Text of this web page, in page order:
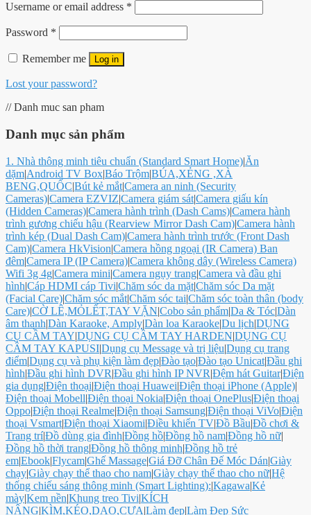
Username or email address *
Password *
Remember me Log in
Lost your password?
// Danh muc san pham
Danh mục sản phẩm
1. Nhà thông minh tiêu chuẩn (Standard Smart Home)|Ăn
dặm|Android TV Box|Báo Trộm|BÚA,XẺNG ,XÀ
BENG,QUỐC|Bút kẻ mắt|Camera an ninh (Security
Cameras)|Camera EZVIZ|Camera giám sát|Camera giấu kín
(Hidden Cameras)|Camera hành trình (Dash Cams)|Camera hành
trình gương chiếu hậu (Rearview Mirror Dash Cam)|Camera hành
trình kép (Dual Dash Cam)|Camera hành trình trước (Front Dash
Cam)|Camera HkVision|Camera hồng ngoại (IR Camera) Ban
đêm|Camera IP (IP Camera)|Camera không dây (Wireless Camera)
Wifi 3g 4g|Camera mini|Camera ngụy trang|Camera và đầu ghi
hình|Cáp HDMI cáp Tivi|Chăm sóc da mặt|Chăm sóc Da mặt
(Facial Care)|Chăm sóc mắt|Chăm sóc tai|Chăm sóc toàn thân (body
Care)|CỜ LÊ,MỎLẾT,TAY VẶN|Cobo sản phẩm|Da & Tóc|Dàn
âm thanh|Dàn Karaoke, Amply|Dàn loa Karaoke|Du lịch|DỤNG
CỤ CẦM TAY|DỤNG CỤ CẦM TAY HARDEN|DỤNG CỤ
CẦM TAY KAPUSI|Dụng cụ Message và trị liệu|Dụng cụ trang
điểm|Dụng cụ và phụ kiện làm đẹp|Đào tạo|Đào tạo Unicat|Đầu ghi
hình|Đầu ghi hình DVR|Đầu ghi hình IP NVR|Đệm hát Guitar|Điện
gia dụng|Điện thoại|Điện thoại Huawei|Điện thoại iPhone (Apple)|
Điện thoại Mobell|Điện thoại Nokia|Điện thoại OnePlus|Điện thoại
Oppo|Điện thoại Realme|Điện thoại Samsung|Điện thoại ViVo|Điện
thoại Vsmart|Điện thoại Xiaomi|Điều khiển TV|Đồ Bầu|Đồ chơi &
Trang trí|Đồ dùng gia đình|Đồng hồ|Đồng hồ nam|Đồng hồ nữ|
Đồng hồ thời trang|Đồng hồ thông minh|Đồng hồ trẻ
em|Ebook|Flycam|Ghế Massage|Giá Đỡ Chân Đế Móc Dán|Giày
chạy|Giày chạy thể thao cho nam|Giày chạy thể thao cho nữ|Hệ
thống chiếu sáng thông minh (Smart Lighting):|Kagawa|Kẻ
mày|Kem nền|Khung treo Tivi|KÍCH
NÂNG|KÌM,KÉO,DAO,CƯA|Làm đẹp|Làm Đẹp Sức